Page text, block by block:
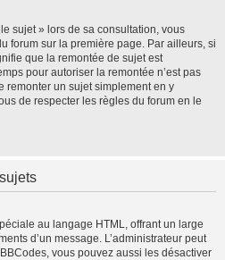
sujet » lors de sa consultation, vous
forum sur la première page. Par ailleurs, si
que la remontée de sujet est
pour autoriser la remontée n’est pas
remonter un sujet simplement en y
de respecter les règles du forum en le
au langage HTML, offrant un large
d’un message. L’administrateur peut
vous pouvez aussi les désactiver